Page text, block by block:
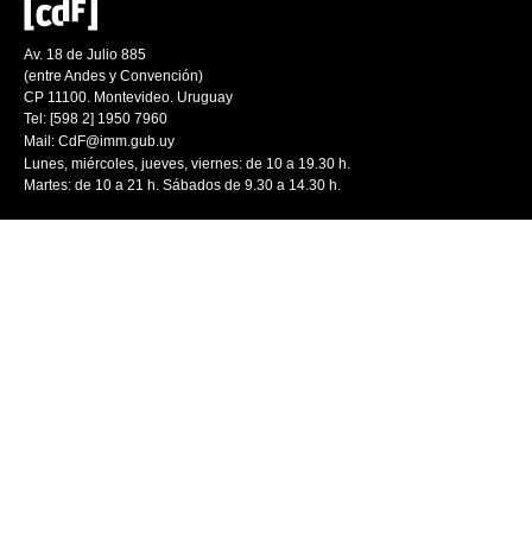
Av. 18 de Julio 885
(entre Andes y Convención)
CP 11100. Montevideo. Uruguay
Tel: [598 2] 1950 7960
Mail: CdF@imm.gub.uy
Lunes, miércoles, jueves, viernes: de 10 a 19.30 h.
Martes: de 10 a 21 h. Sábados de 9.30 a 14.30 h.